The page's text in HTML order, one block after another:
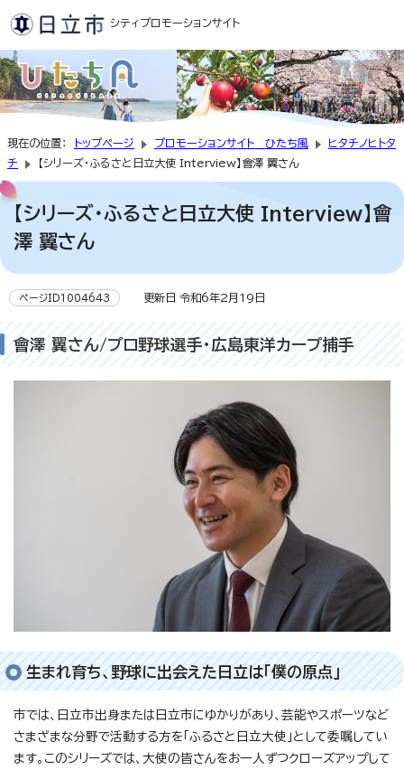
シティプロモーションサイト
現在の位置： トップページ プロモーションサイト ひたち風
ヒタチノヒトタ
チ
【シリーズ・ふるさと日立大使 Interview】會澤 翼さん
【シリーズ・ふるさと日立大使 Interview】會
澤 翼さん
ページID1004643 更新日 令和6年2月19日
會澤 翼さん/プロ野球選手・広島東洋カープ捕手
生まれ育ち、野球に出会えた日立は「僕の原点」
市では、日立市出身または日立市にゆかりがあり、芸能やスポーツなど
さまざまな分野で活動する方を「ふるさと日立大使」として委嘱してい
ます。このシリーズでは、大使の皆さんをお一人ずつクローズアップして